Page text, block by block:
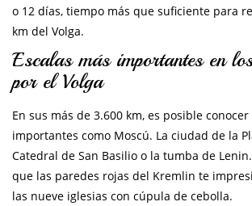
o 12 días, tiempo más que suficiente para
km del Volga.
Escalas más importantes en
por el Volga
En sus más de 3.600 km, es posible
importantes como Moscú. La ciudad de la
Catedral de San Basilio o la tumba de
que las paredes rojas del Kremlin te
las nueve iglesias con cúpula de cebolla.